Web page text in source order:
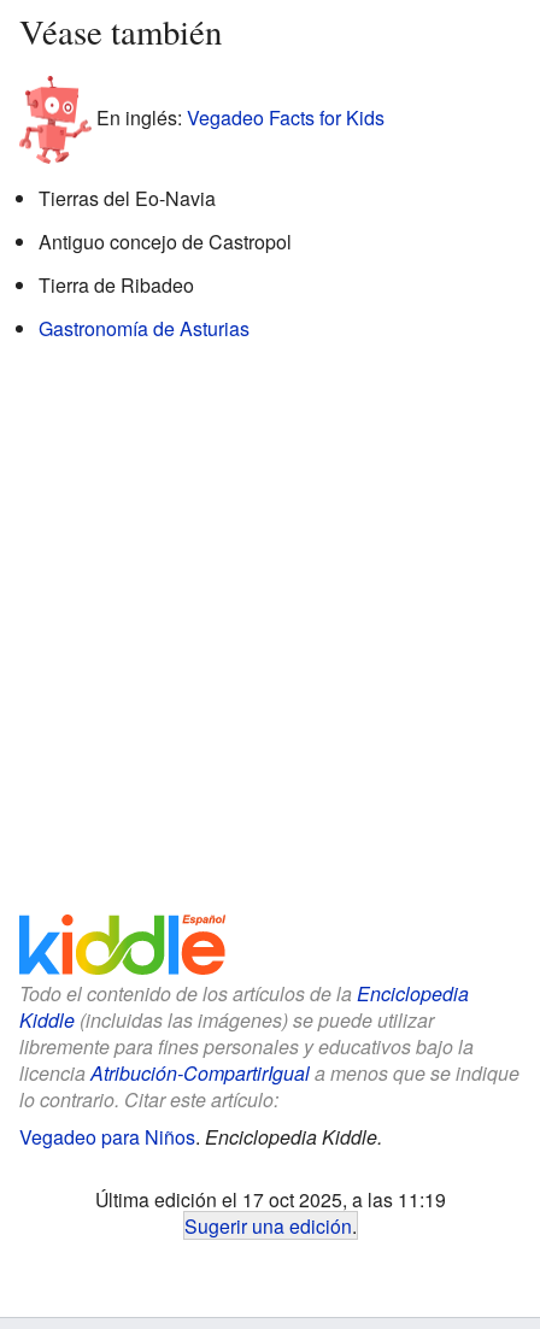
Véase también
En inglés: Vegadeo Facts for Kids
Tierras del Eo-Navia
Antiguo concejo de Castropol
Tierra de Ribadeo
Gastronomía de Asturias
Todo el contenido de los artículos de la Enciclopedia
Kiddle (incluidas las imágenes) se puede utilizar
libremente para fines personales y educativos bajo la
licenciaAtribución-CompartirIguala menos que se indique
lo contrario. Citar este artículo:
Vegadeo para Niños. Enciclopedia Kiddle.
Última edición el 17 oct 2025, a las 11:19
Sugerir una edición.